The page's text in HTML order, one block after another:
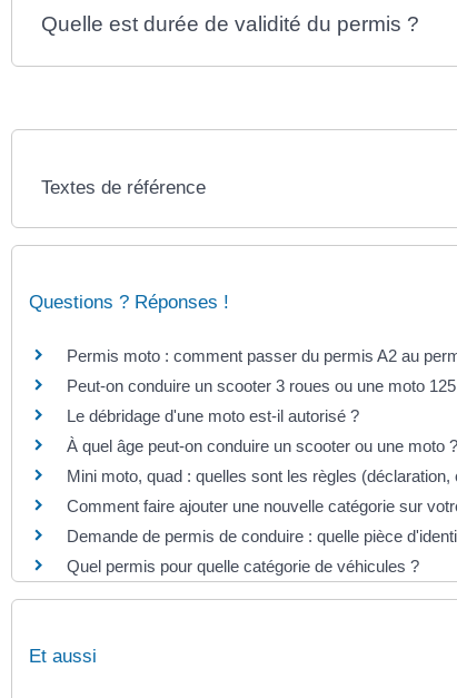
Quelle est durée de validité du permis ?
Textes de référence
Questions ? Réponses !
Permis moto : comment passer du permis A2 au
Peut-on conduire un scooter 3 roues ou une moto
Le débridage d'une moto est-il autorisé ?
À quel âge peut-on conduire un scooter ou une moto ?
Mini moto, quad : quelles sont les règles (déclaration,
Comment faire ajouter une nouvelle catégorie sur
Demande de permis de conduire : quelle pièce
Quel permis pour quelle catégorie de véhicules ?
Et aussi